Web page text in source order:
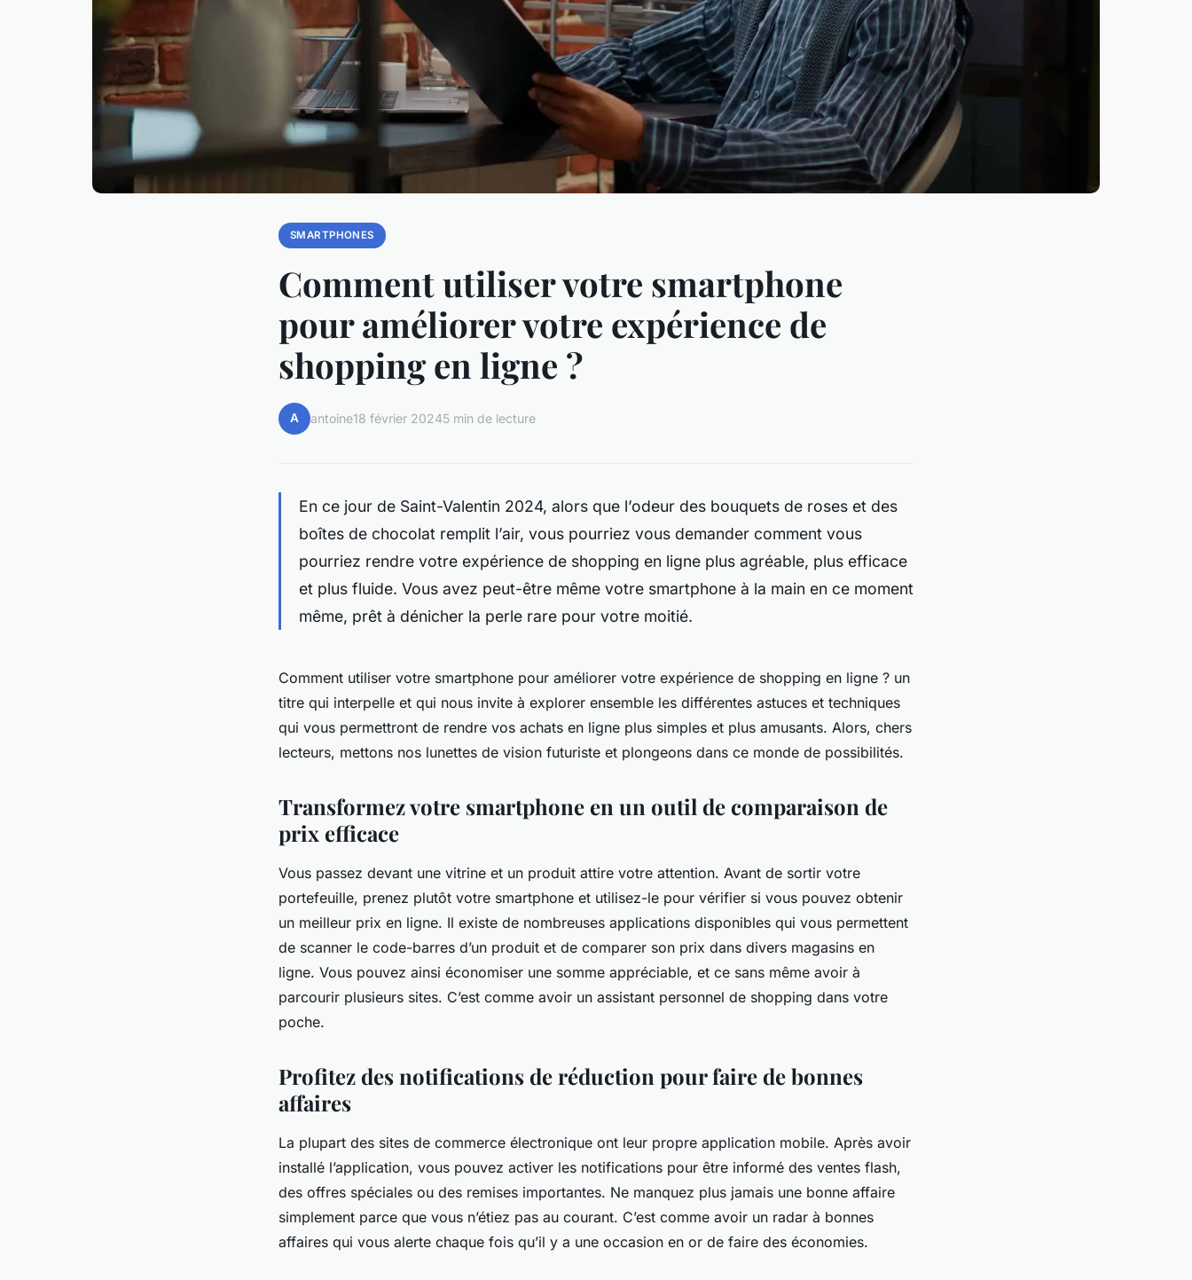
SMARTPHONES
Comment utiliser votre smartphone
pour améliorer votre expérience de
shopping en ligne ?
A antoine18 février 20245 min de lecture
En ce jour de Saint-Valentin 2024, alors que l’odeur des bouquets de roses et des
boîtes de chocolat remplit l’air, vous pourriez vous demander comment vous
pourriez rendre votre expérience de shopping en ligne plus agréable, plus efficace
et plus fluide. Vous avez peut-être même votre smartphone à la main en ce moment
même, prêt à dénicher la perle rare pour votre moitié.
Comment utiliser votre smartphone pour améliorer votre expérience de shopping en ligne ? un
titre qui interpelle et qui nous invite à explorer ensemble les différentes astuces et techniques
qui vous permettront de rendre vos achats en ligne plus simples et plus amusants. Alors, chers
lecteurs, mettons nos lunettes de vision futuriste et plongeons dans ce monde de possibilités.
Transformez votre smartphone en un outil de comparaison de
prix efficace
Vous passez devant une vitrine et un produit attire votre attention. Avant de sortir votre
portefeuille, prenez plutôt votre smartphone et utilisez-le pour vérifier si vous pouvez obtenir
un meilleur prix en ligne. Il existe de nombreuses applications disponibles qui vous permettent
de scanner le code-barres d’un produit et de comparer son prix dans divers magasins en
ligne. Vous pouvez ainsi économiser une somme appréciable, et ce sans même avoir à
parcourir plusieurs sites. C’est comme avoir un assistant personnel de shopping dans votre
poche.
Profitez des notifications de réduction pour faire de bonnes
affaires
La plupart des sites de commerce électronique ont leur propre application mobile. Après avoir
installé l’application, vous pouvez activer les notifications pour être informé des ventes flash,
des offres spéciales ou des remises importantes. Ne manquez plus jamais une bonne affaire
simplement parce que vous n’étiez pas au courant. C’est comme avoir un radar à bonnes
affaires qui vous alerte chaque fois qu’il y a une occasion en or de faire des économies.